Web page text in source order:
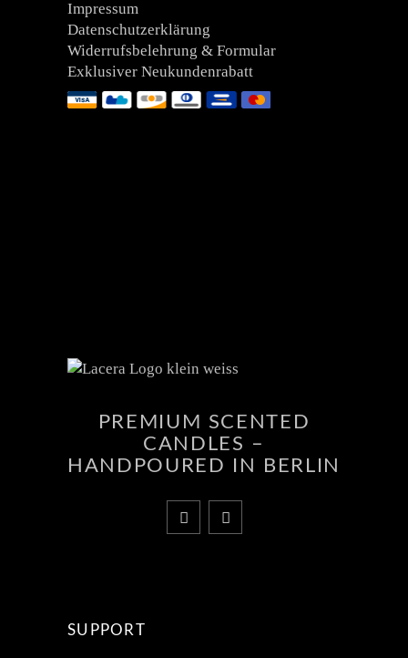
Impressum
Datenschutzerklärung
Widerrufsbelehrung & Formular
Exklusiver Neukundenrabatt
PREMIUM SCENTED
CANDLES –
HANDPOURED IN BERLIN
SUPPORT